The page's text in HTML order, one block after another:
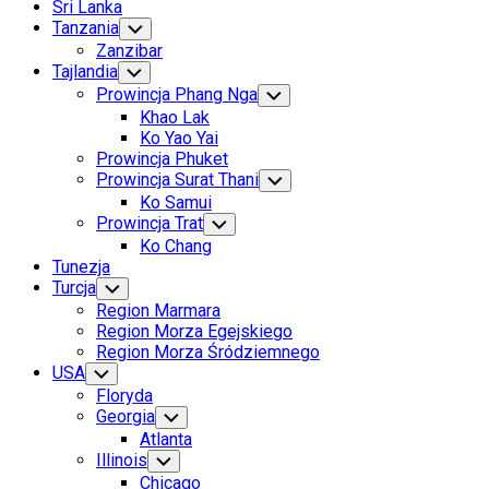
Sri Lanka
Tanzania Toggle
Child
Menu
Zanzibar
Tajlandia Toggle
Child
Menu
Prowincja Phang Nga Toggle
Child
Khao Lak
Ko Yao Yai
Prowincja Phuket
Prowincja Surat Thani Toggle
Child
Ko Samui
Prowincja Trat Toggle
Child
Menu
Ko Chang
Tunezja
Turcja Toggle
Child
Menu
Region Marmara
Region Morza Egejskiego
Region Morza Śródziemnego
USA Toggle
Child
Menu
Floryda
Georgia Toggle
Child
Menu
Atlanta
Illinois Toggle
Child
Chicago